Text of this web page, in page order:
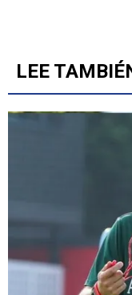
Un artículo deCruz Azul